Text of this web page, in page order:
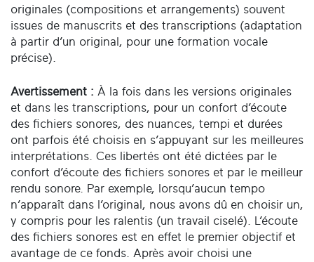
originales (compositions et arrangements) souvent
issues de manuscrits et des transcriptions (adaptation
à partir d’un original, pour une formation vocale
précise).
Avertissement : À la fois dans les versions originales
et dans les transcriptions, pour un confort d’écoute
des fichiers sonores, des nuances, tempi et durées
ont parfois été choisis en s’appuyant sur les meilleures
interprétations. Ces libertés ont été dictées par le
confort d’écoute des fichiers sonores et par le meilleur
rendu sonore. Par exemple, lorsqu’aucun tempo
n’apparaît dans l’original, nous avons dû en choisir un,
y compris pour les ralentis (un travail ciselé). L’écoute
des fichiers sonores est en effet le premier objectif et
avantage de ce fonds. Après avoir choisi une